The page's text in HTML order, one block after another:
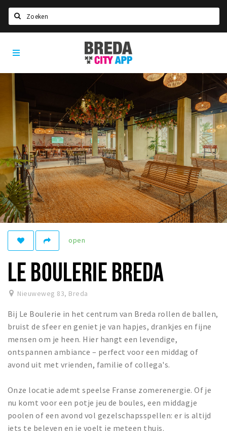
Home
Agenda
Deals
Party pics
Nieuws, interviews & blogs
Eten
Drinken
Slapen
Recreatief
Winkels
Winkelgebieden
Bezienswaardigheden
Musea, theaters & podia
Uitjes & activiteiten
Toeristische routes
Natuurgebieden
Baroniepoorten
Privacy
Breda
City
App
open
LE BOULERIE BREDA
Nieuweweg 83, Breda
Bij Le Boulerie in het centrum van Breda rollen de ballen,
bruist de sfeer en geniet je van hapjes, drankjes en fijne
mensen om je heen. Hier hangt een levendige,
ontspannen ambiance – perfect voor een middag of
avond uit met vrienden, familie of collega's.
Onze locatie ademt speelse Franse zomerenergie. Of je
nu komt voor een potje jeu de boules, een middagje
poolen of een avond vol gezelschapsspellen: er is altijd
iets te beleven en je voelt je meteen thuis.